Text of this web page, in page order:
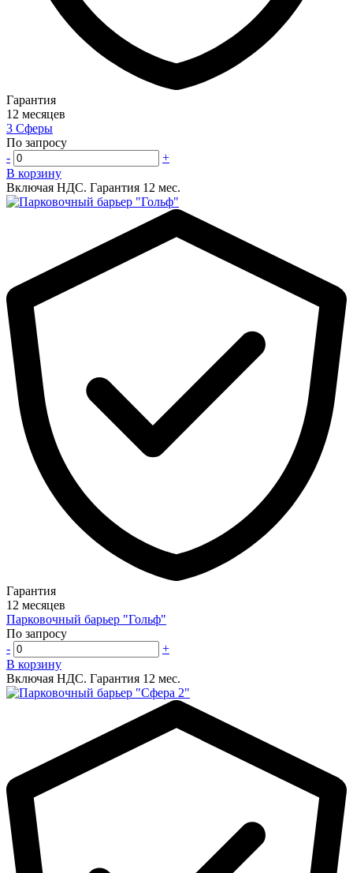
Гарантия
12 месяцев
3 Сферы
По запросу
-
+
В корзину
Включая НДС. Гарантия 12 мес.
Гарантия
12 месяцев
Парковочный барьер "Гольф"
По запросу
-
+
В корзину
Включая НДС. Гарантия 12 мес.